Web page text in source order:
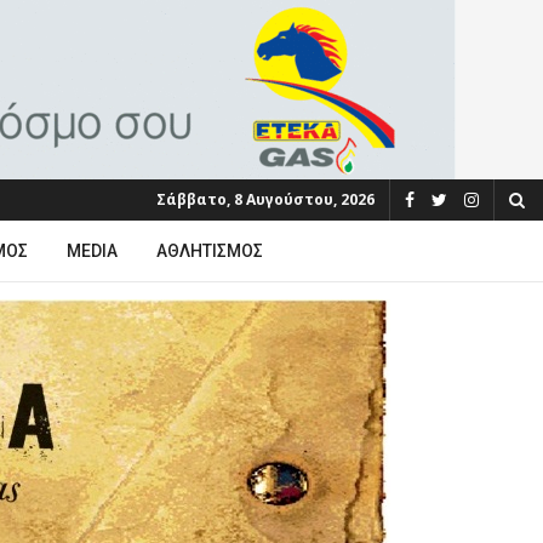
Σάββατο, 8 Αυγούστου, 2026
MEDIA ΑΘΛΗΤΙΣΜΌΣ